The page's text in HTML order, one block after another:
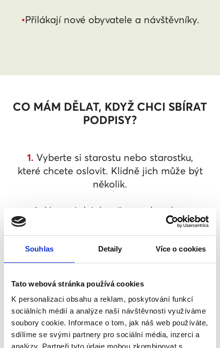
Souhlas Detaily Více o cookies
Tato webová stránka používá cookies
K personalizaci obsahu a reklam, poskytování funkcí
sociálních médií a analýze naší návštěvnosti využíváme
soubory cookie. Informace o tom, jak náš web používáte,
sdílíme se svými partnery pro sociální média, inzerci a
analýzy. Partneři tyto údaje mohou zkombinovat s
•Přilákají nové obyvatele a návštěvníky.
CO MÁM DĚLAT, KDYŽ CHCI SBÍRAT
PODPISY?
1. Vyberte si starostu nebo starostku,
které chcete oslovit. Klidně jich může být
několik.
2. Na stránkách města nebo obce
obvykle najdete jejich e-mailový
kontakt.
3.Vybranému starostovi nebo starostce
podělíte o své názory a důvody, proč by
se měli připojit k Férové výzvě, a
podpořit tak manželství pro všechny.
Nebojte se psát od srdce (raději než od
plic), nic nemá větší sílu než skutečné